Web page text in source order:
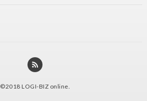
©2018 LOGI-BIZ online